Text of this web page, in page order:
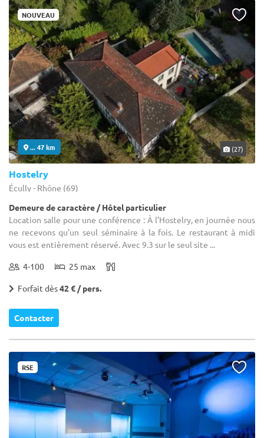
NOUVEAU
... 47 km (27)
Hostelry
Écully - Rhône (69)
Demeure de caractère / Hôtel particulier
Location salle pour une conférence : À l’Hostelry, en journée nous
ne recevons qu’un seul séminaire à la fois. Le restaurant à midi
vous est entièrement réservé. Avec 9.3 sur le seul site ...
4-100 25 max
Forfait dès42 € / pers.
Contacter
RSE